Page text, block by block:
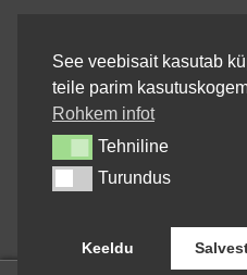
Michelin
Mitas
Pirelli
Shinko
See veebisait kasutab
teile parim
Rohkem infot
TehnilineTehniline
TurundusTurundus
Keeldu